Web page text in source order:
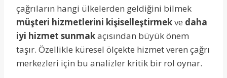
çağrıların hangi ülkelerden geldiğini bilmek
müşteri hizmetlerini kişiselleştirmekve daha
iyi hizmet sunmakaçısından büyük önem
taşır. Özellikle küresel ölçekte hizmet veren çağrı
merkezleri için bu analizler kritik bir rol oynar.